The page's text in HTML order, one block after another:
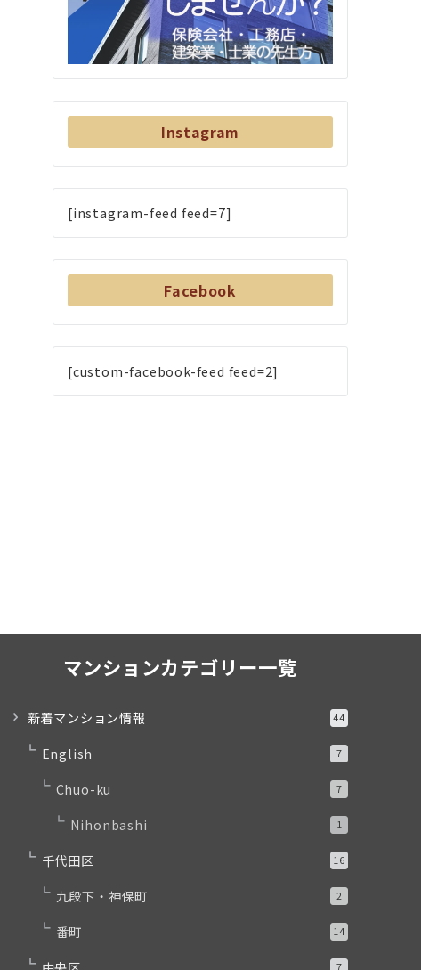
Instagram
[instagram-feed feed=7]
Facebook
[custom-facebook-feed feed=2]
マンションカテゴリー一覧
新着マンション情報 44
English 7
Chuo-ku 7
Nihonbashi 1
千代田区 16
九段下・神保町 2
番町 14
7